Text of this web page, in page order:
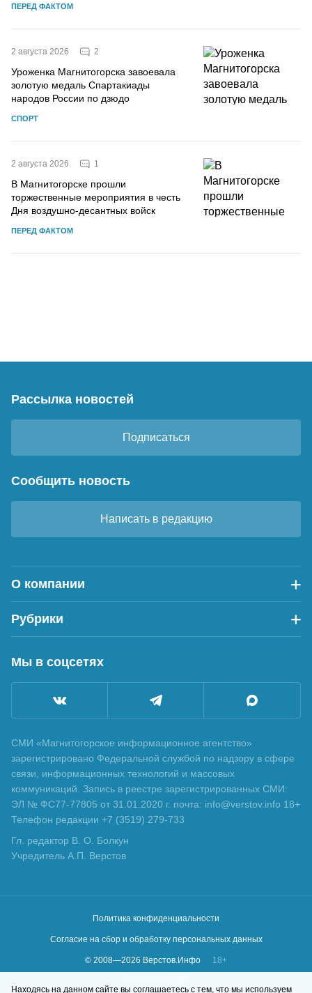
ПЕРЕД ФАКТОМ
2 августа 2026 2
Уроженка Магнитогорска завоевала
золотую медаль Спартакиады
народов России по дзюдо
СПОРТ
2 августа 2026 1
В Магнитогорске прошли
торжественные мероприятия в честь
Дня воздушно-десантных войск
ПЕРЕД ФАКТОМ
Рассылка новостей
Подписаться
Сообщить новость
Написать в редакцию
О компании
Рубрики
Мы в соцсетях
СМИ «Магнитогорское информационное агентство»
зарегистрировано Федеральной службой по надзору в сфере
связи, информационных технологий и массовых
коммуникаций. Запись в реестре зарегистрированных СМИ:
ЭЛ № ФС77-77805 от 31.01.2020 г. почта: info@verstov.info 18+
Телефон редакции +7 (3519) 279-733
Гл. редактор В. О. Болкун
Учредитель А.П. Верстов
Политика конфиденциальности
Согласие на сбор и обработку персональных данных
© 2008—2026 Верстов.Инфо
18+
Находясь на данном сайте вы соглашаетесь с тем, что мы используем